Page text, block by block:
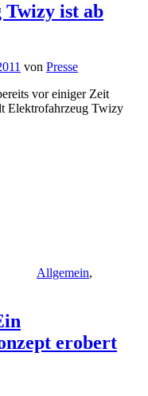
ist ab
von Presse
vor einiger Zeit
Elektrofahrzeug Twizy
Allgemein,
erobert